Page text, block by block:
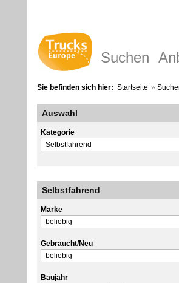
Suchen
Sie befinden sich hier: Startseite »
Auswahl
Kategorie
Selbstfahrend
Marke
Gebraucht/Neu
Baujahr